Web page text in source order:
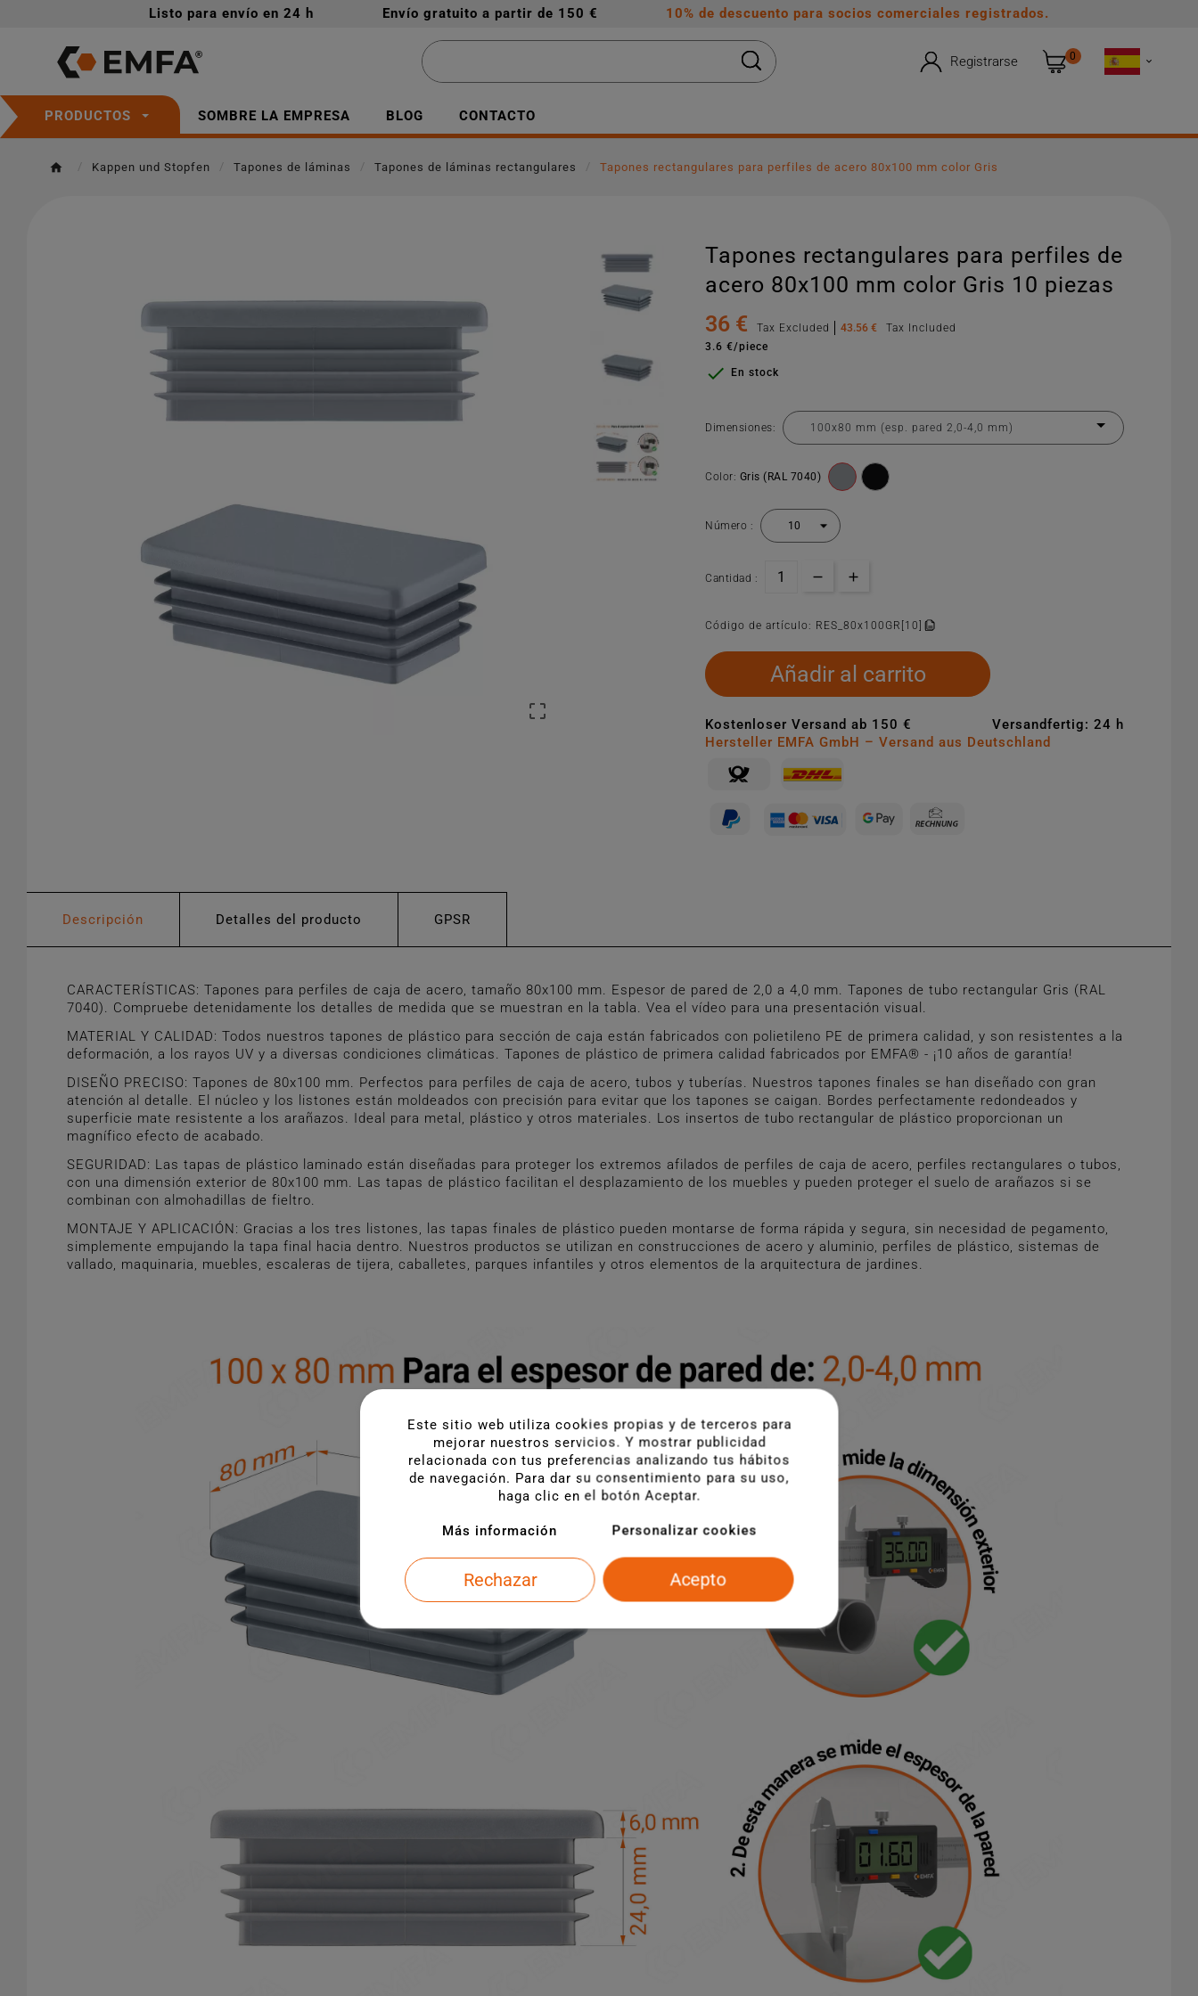
Listo para envío en 24 h Envío gratuito a partir de 150 € 10% de descuento para socios comerciales registrados.
Registrarse 0 
PRODUCTOS SOMBRE LA EMPRESA BLOG CONTACTO
Kappen und Stopfen Tapones de láminas Tapones de láminas rectangulares Tapones rectangulares para perfiles de acero 80x100 mm color Gris

Tapones rectangulares para perfiles de
acero 80x100 mm color Gris 10 piezas
36 €
Tax Excluded 43.56 €
Tax Included
3.6 €/piece
 En stock
Dimensiones:
Color: Gris (RAL 7040)
Número :
Cantidad :
Código de artículo: RES_80x100GR[10]
Añadir al carrito
Kostenloser Versand ab 150 €
Versandfertig: 24 h
Hersteller EMFA GmbH – Versand aus Deutschland
Descripción Detalles del producto GPSR
CARACTERÍSTICAS: Tapones para perfiles de caja de acero, tamaño 80x100 mm. Espesor de pared de 2,0 a 4,0 mm. Tapones de tubo rectangular Gris (RAL
7040). Compruebe detenidamente los detalles de medida que se muestran en la tabla. Vea el vídeo para una presentación visual.
MATERIAL Y CALIDAD: Todos nuestros tapones de plástico para sección de caja están fabricados con polietileno PE de primera calidad, y son resistentes a la
deformación, a los rayos UV y a diversas condiciones climáticas. Tapones de plástico de primera calidad fabricados por EMFA® - ¡10 años de garantía!
DISEÑO PRECISO: Tapones de 80x100 mm. Perfectos para perfiles de caja de acero, tubos y tuberías. Nuestros tapones finales se han diseñado con gran
atención al detalle. El núcleo y los listones están moldeados con precisión para evitar que los tapones se caigan. Bordes perfectamente redondeados y
superficie mate resistente a los arañazos. Ideal para metal, plástico y otros materiales. Los insertos de tubo rectangular de plástico proporcionan un
magnífico efecto de acabado.
SEGURIDAD: Las tapas de plástico laminado están diseñadas para proteger los extremos afilados de perfiles de caja de acero, perfiles rectangulares o tubos,
con una dimensión exterior de 80x100 mm. Las tapas de plástico facilitan el desplazamiento de los muebles y pueden proteger el suelo de arañazos si se
combinan con almohadillas de fieltro.
MONTAJE Y APLICACIÓN: Gracias a los tres listones, las tapas finales de plástico pueden montarse de forma rápida y segura, sin necesidad de pegamento,
simplemente empujando la tapa final hacia dentro. Nuestros productos se utilizan en construcciones de acero y aluminio, perfiles de plástico, sistemas de
vallado, maquinaria, muebles, escaleras de tijera, caballetes, parques infantiles y otros elementos de la arquitectura de jardines.
Este sitio web utiliza cookies propias y de terceros para
mejorar nuestros servicios. Y mostrar publicidad
relacionada con tus preferencias analizando tus hábitos
de navegación. Para dar su consentimiento para su uso,
haga clic en el botón Aceptar.
Más información Personalizar cookies
Rechazar Acepto